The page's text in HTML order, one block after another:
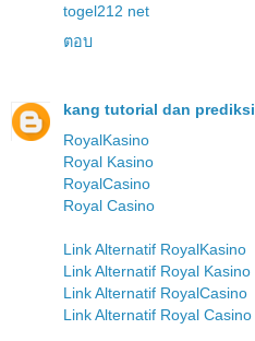
togel212 net
ตอบ
kang tutorial dan prediksi
RoyalKasino
Royal Kasino
RoyalCasino
Royal Casino
Link Alternatif RoyalKasino
Link Alternatif Royal Kasino
Link Alternatif RoyalCasino
Link Alternatif Royal Casino